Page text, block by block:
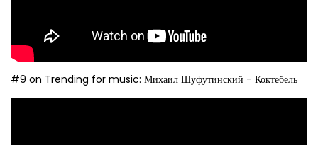
#9 on Trending for music: Михаил Шуфутинский - Коктебель